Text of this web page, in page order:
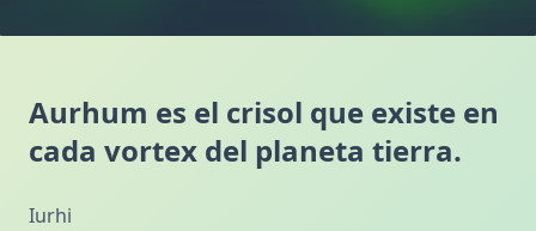
Aurhum es el crisol que existe en
cada vortex del planeta tierra.
Iurhi